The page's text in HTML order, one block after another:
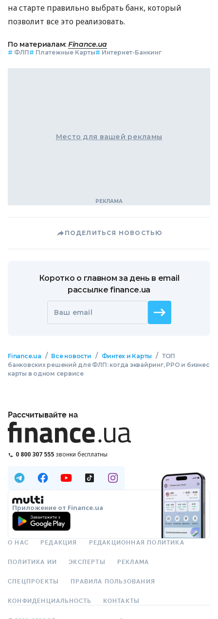
на старте правильно выбрать банк, который
позволит все это реализовать.
По материалам: Finance.ua
# ФЛП# Платежные Карты# Интернет-Банкинг
Место для вашей рекламы
ПОДЕЛИТЬСЯ НОВОСТЬЮ
Коротко о главном за день в email
рассылке finance.ua
Ваш email
Finance.ua / Все новости / Финтех и Карты / ТОП
банковских решений для ФЛП: когда эквайринг, РРО и бизнес
карты в одном сервисе
Рассчитывайте на
0 800 307 555 звонки бесплатны
Приложение от Finance.ua
О НАС РЕДАКЦИЯ РЕДАКЦИОННАЯ ПОЛИТИКА
ПОЛИТИКА ИИ ЭКСПЕРТЫ РЕКЛАМА
СПЕЦПРОЕКТЫ ПРАВИЛА ПОЛЬЗОВАНИЯ
КОНФИДЕНЦИАЛЬНОСТЬ КОНТАКТЫ